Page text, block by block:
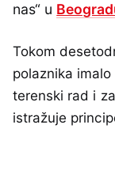
nas“ u
Tokom
polaznika
terenski rad i
istražuje